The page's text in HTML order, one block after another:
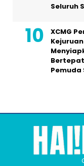
Seluruh
XCMG
Pemuda